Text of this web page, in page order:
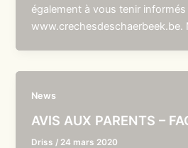
également à vous tenir
www.crechesdeschaerbeek.be.
News
AVIS AUX PARENTS –
Driss / 24 mars 2020